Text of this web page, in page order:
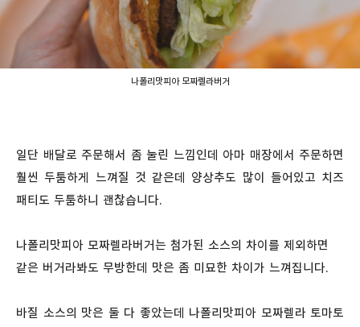
나폴리맛피아 모짜렐라버거
일단 배달로 주문해서 좀 눌린 느낌인데 아마 매장에서 주문하면
훨씬 두툼하게 느껴질 것 같은데 양상추도 많이 들어있고 치즈
패티도 두툼하니 괜찮습니다.
나폴리맛피아 모짜렐라버거는 첨가된 소스의 차이를 제외하면
같은 버거라봐도 무방한데 맛은 좀 미묘한 차이가 느껴집니다.
바질 소스의 맛은 둘 다 좋았는데 나폴리맛피아 모짜렐라 토마토